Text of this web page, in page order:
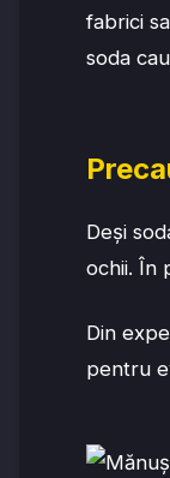
fabrici
soda
Deși
ochii. În
Din
pentru